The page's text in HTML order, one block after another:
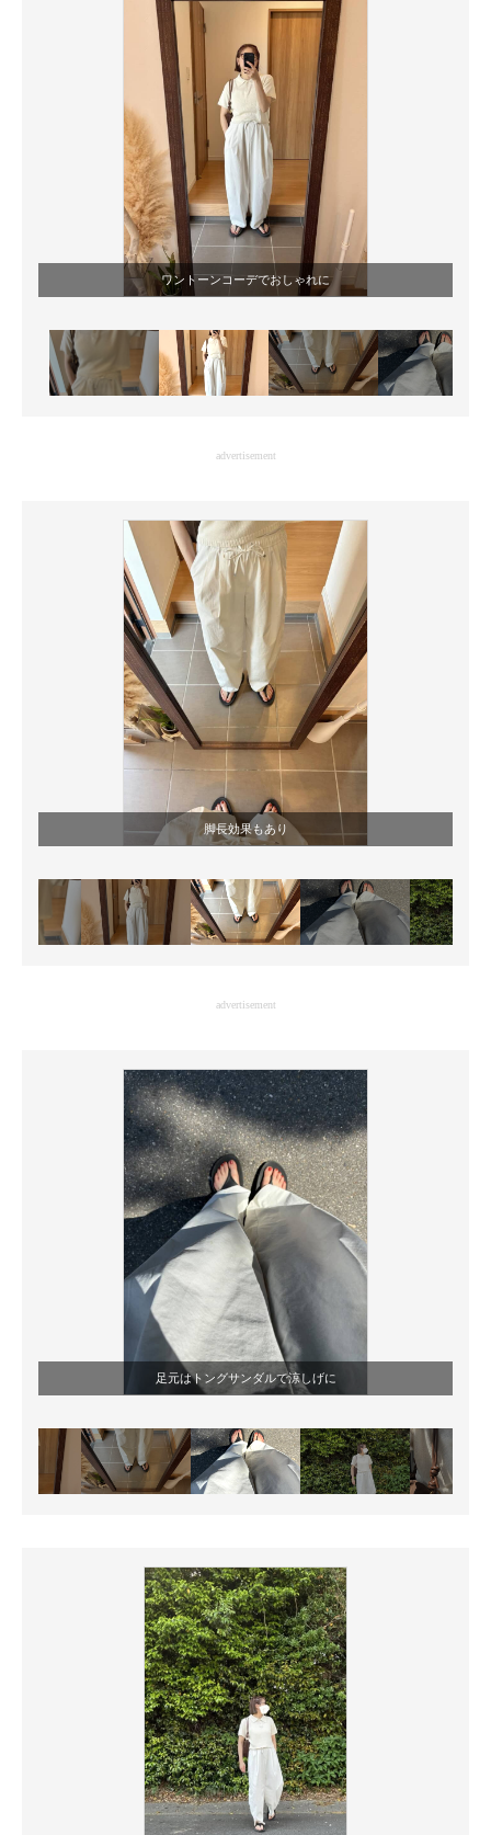
モノづくり技術者専門サイト
エレクトロニクス専門サイト
電子設計の基本と応用
エネルギーの専門メディア
建設×テクノロジーの最前線
ちょっと気になるネットの話題ワントーンコーデでおしゃれに
advertisement
脚長効果もあり
advertisement
足元はトングサンダルで涼しげに